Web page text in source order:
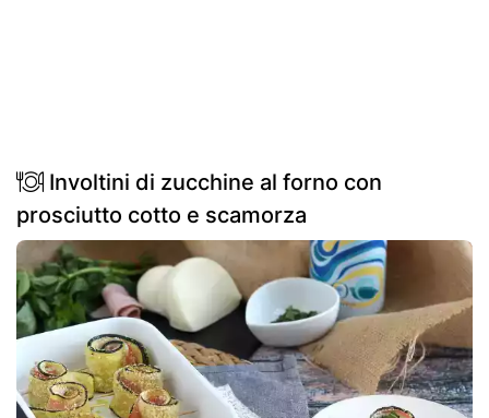
Involtini di zucchine al forno con
prosciutto cotto e scamorza